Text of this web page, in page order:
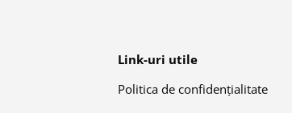
Link-uri utile
Politica de confidențialitate